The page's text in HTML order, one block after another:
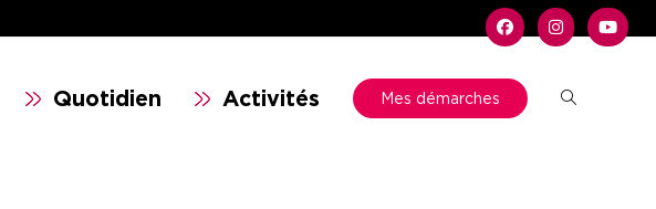
Quotidien Activités Mes démarches